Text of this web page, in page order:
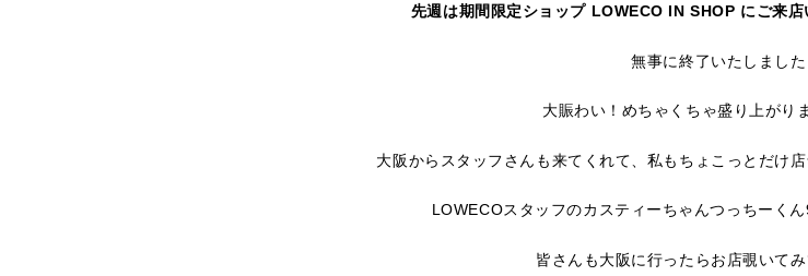
先週は期間限定ショップ LOWECO IN SHOP にご来店
無事に終了いたしました
大賑わい！めちゃくちゃ盛り上がり
大阪からスタッフさんも来てくれて、私もちょこっとだけ
LOWECOスタッフのカスティーちゃんつっちーく
皆さんも大阪に行ったらお店覗いて